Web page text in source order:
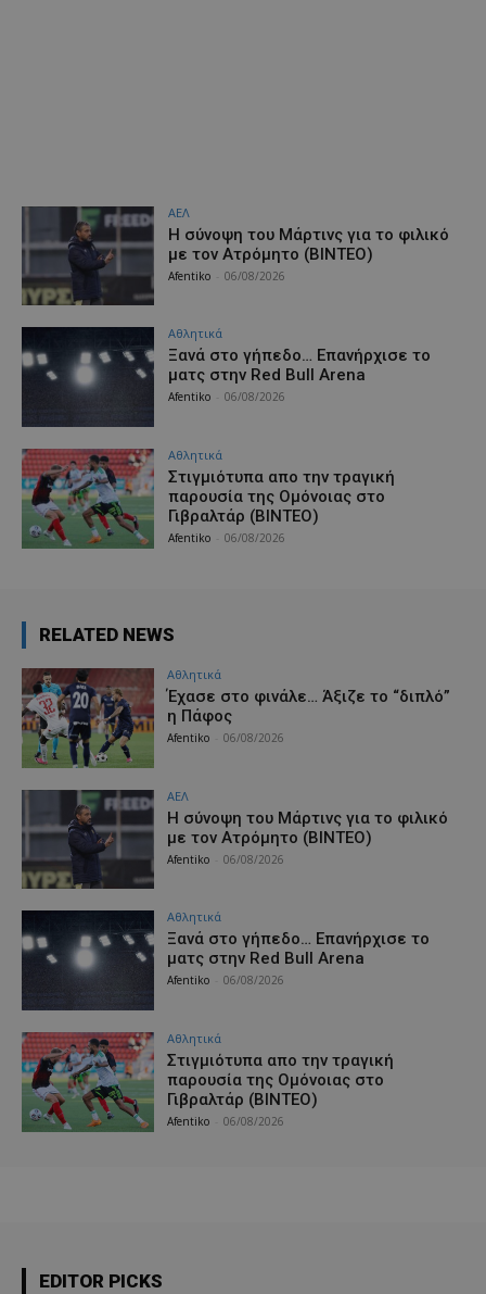
ΑΕΛ
H σύνοψη του Μάρτινς για το φιλικό
με τον Ατρόμητο (ΒΙΝΤΕΟ)
Afentiko 06/08/2026
Αθλητικά
Ξανά στο γήπεδο… Επανήρχισε το
ματς στην Red Bull Arena
Afentiko 06/08/2026
Αθλητικά
Στιγμιότυπα απο την τραγική
παρουσία της Ομόνοιας στο
Γιβραλτάρ (ΒΙΝΤΕΟ)
Afentiko 06/08/2026
RELATED NEWS
Αθλητικά
Έχασε στο φινάλε… Άξιζε το “διπλό”
η Πάφος
Afentiko 06/08/2026
ΑΕΛ
H σύνοψη του Μάρτινς για το φιλικό
με τον Ατρόμητο (ΒΙΝΤΕΟ)
Afentiko 06/08/2026
Αθλητικά
Ξανά στο γήπεδο… Επανήρχισε το
ματς στην Red Bull Arena
Afentiko 06/08/2026
Αθλητικά
Στιγμιότυπα απο την τραγική
παρουσία της Ομόνοιας στο
Γιβραλτάρ (ΒΙΝΤΕΟ)
Afentiko 06/08/2026
EDITOR PICKS